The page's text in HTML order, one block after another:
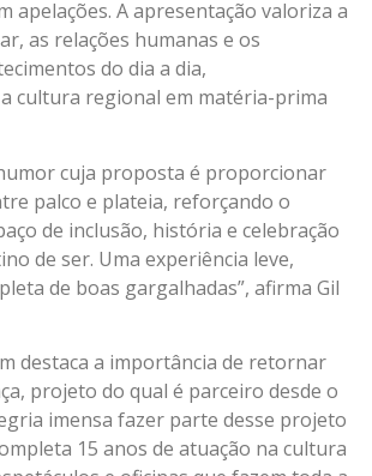
apelações. A apresentação valoriza a
as relações humanas e os
do dia a dia,
cultura regional em matéria-prima
cuja proposta é proporcionar
palco e plateia, reforçando o
de inclusão, história e celebração
de ser. Uma experiência leve,
de boas gargalhadas”, afirma Gil
destaca a importância de retornar
projeto do qual é parceiro desde o
imensa fazer parte desse projeto
15 anos de atuação na cultura